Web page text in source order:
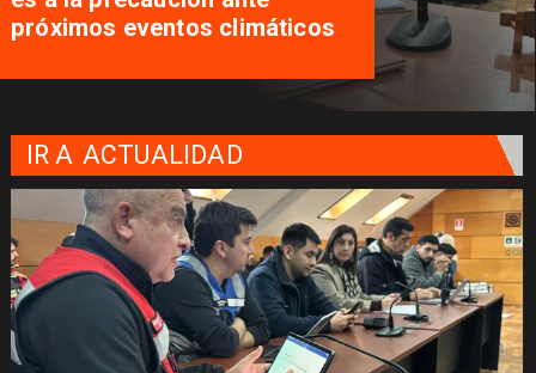
próximos eventos climáticos
IR A ACTUALIDAD